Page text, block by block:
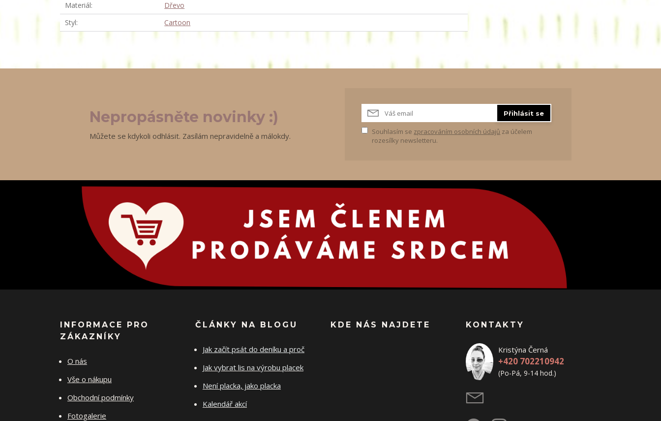
Materiál
Dřevo
Styl
Cartoon
Nepropásněte novinky :)
Můžete se kdykoli odhlásit. Zasílám nepravidelně a málokdy.
Přihlásit se
Souhlasím se zpracováním osobních údajů za účelem
rozesílky newsletteru.
INFORMACE PRO
ZÁKAZNÍKY
O nás
Vše o nákupu
Obchodní podmínky
Fotogalerie
ČLÁNKY NA BLOGU
Jak začít psát do deníku a proč
Jak vybrat lis na výrobu placek
Není placka, jako placka
Kalendář akcí
KDE NÁS NAJDETE KONTAKTY
Kristýna Černá
+420 702210942
(Po-Pá, 9-14 hod.)